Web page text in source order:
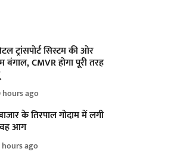
ट्रांसपोर्ट सिस्टम की ओर
बंगाल, CMVR होगा पूरी तरह
hours ago
के तिरपाल गोदाम में लगी
आग
hours ago